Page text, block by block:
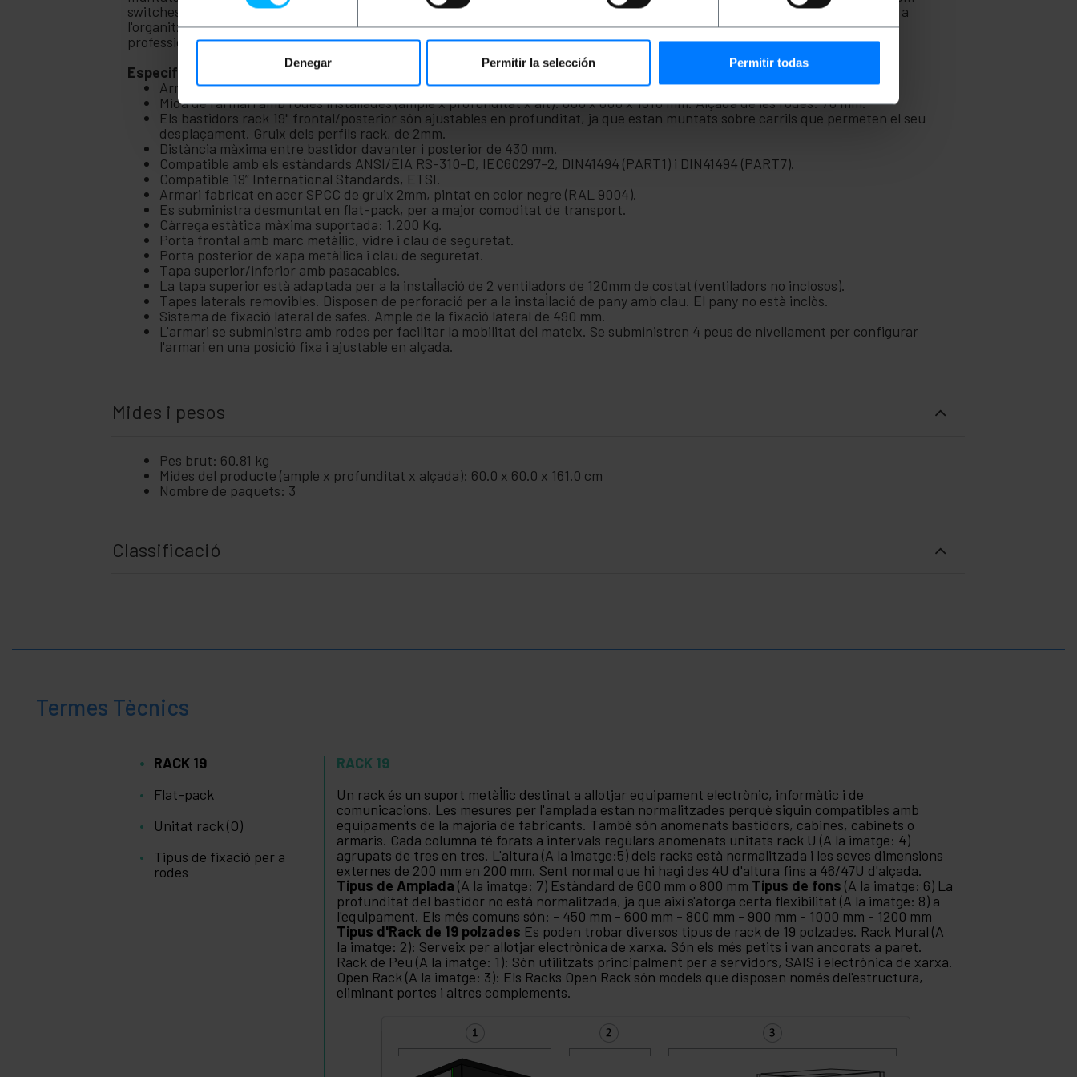
Denegar Permitir la selección Permitir todas
switches, routers, regletes o qualsevol altre sistema de comunicació en un nucli operatiu segur. El seu disseny està pensat per a
l'organització de sistemes i accessoris rack, optimitzant l'espai i organitzant el cablejat, garantint una arquitectura de xarxa
professional, ordenada i fàcil de gestionar en qualsevol instal·lació de telecomunicacions.
Especificacions
Armari rack 19" desmuntat de la gamma d'alta qualitat MobiRack DIY.
Mida de l'armari amb rodes instal·lades (ample x profunditat x alt): 600 x 600 x 1610 mm. Alçada de les rodes: 70 mm.
Els bastidors rack 19" frontal/posterior són ajustables en profunditat, ja que estan muntats sobre carrils que permeten el seu
desplaçament. Gruix dels perfils rack, de 2mm.
Distància màxima entre bastidor davanter i posterior de 430 mm.
Compatible amb els estàndards ANSI/EIA RS-310-D, IEC60297-2, DIN41494 (PART1) i DIN41494 (PART7).
Compatible 19” International Standards, ETSI.
Armari fabricat en acer SPCC de gruix 2mm, pintat en color negre (RAL 9004).
Es subministra desmuntat en flat-pack, per a major comoditat de transport.
Càrrega estàtica màxima suportada: 1.200 Kg.
Porta frontal amb marc metàl·lic, vidre i clau de seguretat.
Porta posterior de xapa metàl·lica i clau de seguretat.
Tapa superior/inferior amb pasacables.
La tapa superior està adaptada per a la instal·lació de 2 ventiladors de 120mm de costat (ventiladors no inclosos).
Tapes laterals removibles. Disposen de perforació per a la instal·lació de pany amb clau. El pany no està inclòs.
Sistema de fixació lateral de safes. Ample de la fixació lateral de 490 mm.
L'armari se subministra amb rodes per facilitar la mobilitat del mateix. Se subministren 4 peus de nivellament per configurar
l'armari en una posició fixa i ajustable en alçada.
Mides i pesos
Pes brut: 60.81 kg
Mides del producte (ample x profunditat x alçada): 60.0 x 60.0 x 161.0 cm
Nombre de paquets: 3
Classificació
Termes Tècnics
RACK 19
Flat-pack
Unitat rack (O)
Tipus de fixació per a
rodes
RACK 19
Un rack és un suport metàl·lic destinat a allotjar equipament electrònic, informàtic i de
comunicacions. Les mesures per l'amplada estan normalitzades perquè siguin compatibles amb
equipaments de la majoria de fabricants. També són anomenats bastidors, cabines, cabinets o
armaris. Cada columna té forats a intervals regulars anomenats unitats rack U (A la imatge: 4)
agrupats de tres en tres. L'altura (A la imatge:5) dels racks està normalitzada i les seves dimensions
externes de 200 mm en 200 mm. Sent normal que hi hagi des 4U d'altura fins a 46/47U d'alçada.
Tipus de Amplada (A la imatge: 7) Estàndard de 600 mm o 800 mm Tipus de fons (A la imatge: 6) La
profunditat del bastidor no està normalitzada, ja que així s'atorga certa flexibilitat (A la imatge: 8) a
l'equipament. Els més comuns són: - 450 mm - 600 mm - 800 mm - 900 mm - 1000 mm - 1200 mm
Tipus d'Rack de 19 polzades Es poden trobar diversos tipus de rack de 19 polzades. Rack Mural (A
la imatge: 2): Serveix per allotjar electrònica de xarxa. Són els més petits i van ancorats a paret.
Rack de Peu (A la imatge: 1): Són utilitzats principalment per a servidors, SAIS i electrònica de xarxa.
Open Rack (A la imatge: 3): Els Racks Open Rack són models que disposen només del'estructura,
eliminant portes i altres complements.